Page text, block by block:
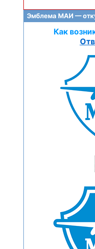
Эмблема МАИ —
Как